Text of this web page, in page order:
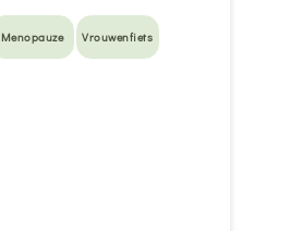
Menopauze Vrouwenfiets